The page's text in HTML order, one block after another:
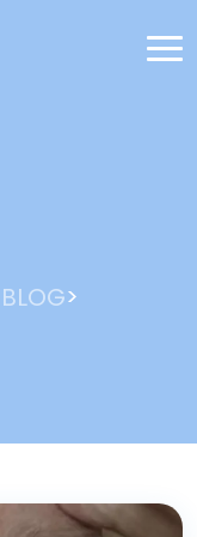
BLOG>